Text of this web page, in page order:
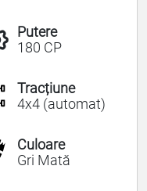
Putere
180 CP
Tracțiune
4x4 (automat)
Culoare
Gri Mată